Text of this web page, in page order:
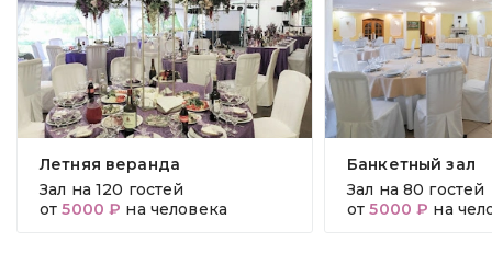
Летняя веранда
Зал на 120 гостей
от5000 ₽ на человека
Банкетный зал
Зал на 80 гостей
от5000 ₽ на